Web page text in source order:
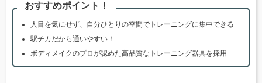
おすすめポイント！
人目を気にせず、自分ひとりの空間でトレーニングに集中できる
駅チカだから通いやすい！
ボディメイクのプロが認めた高品質なトレーニング器具を採用